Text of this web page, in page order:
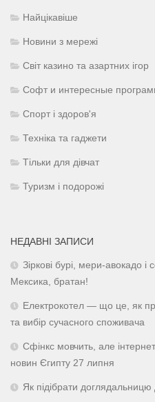
Найцікавіше
Новини з мережі
Світ казино та азартних ігор
Софт и интересные
Спорт і здоров'я
Техніка та гаджети
Тільки для дівчат
Туризм і подорожі
НЕДАВНІ ЗАПИСИ
Зіркові бурі, мери-авокадо і
Мексика, братан!
Електрокотел — що це, як
та вибір сучасного споживача
Сфінкс мовчить, але
новин Єгипту 27 липня
Як підібрати